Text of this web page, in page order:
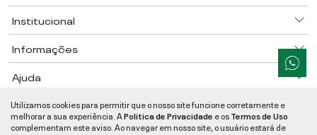
Institucional
Informações
Ajuda
Segurança e Qualidade
LIVE!©2026- TODOS OS DIREITOS RESERVADOS -RUA MANOEL FRANCISCO
Utilizamos cookies para permitir que o nosso site funcione corretamente e
melhorar a sua experiência. APolitica de Privacidade e osTermos de Uso
complementam este aviso. Ao navegar em nosso site, o usuário estará de